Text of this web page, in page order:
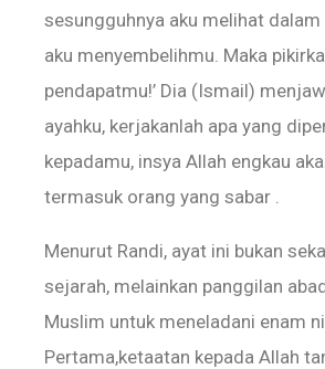
sesungguhnya aku melihat
aku menyembelihmu. Maka
pendapatmu!’ Dia (Ismail)
ayahku, kerjakanlah apa yang
kepadamu, insya Allah engkau
termasuk orang yang sabar .
Menurut Randi, ayat ini bukan
sejarah, melainkan panggilan
Muslim untuk meneladani enam
Pertama,ketaatan kepada Allah